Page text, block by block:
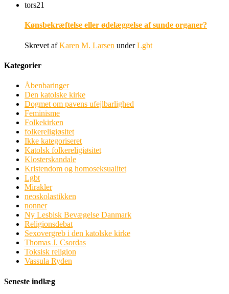
tors21
Kønsbekræftelse eller ødelæggelse af sunde organer?
Skrevet afKaren M. Larsen underLgbt
Kategorier
Åbenbaringer
Den katolske kirke
Dogmet om pavens ufejlbarlighed
Feminisme
Folkekirken
folkereligiøsitet
Ikke kategoriseret
Katolsk folkereligiøsitet
Klosterskandale
Kristendom og homoseksualitet
Lgbt
Mirakler
neoskolastikken
nonner
Ny Lesbisk Bevægelse Danmark
Religionsdebat
Sexovergreb i den katolske kirke
Thomas J. Csordas
Toksisk religion
Vassula Ryden
Seneste indlæg